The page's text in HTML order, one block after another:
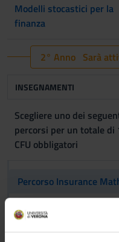
Modelli stocastici per la
finanza
2° Anno Sarà
INSEGNAMENTI
Scegliere uno dei
percorsi per un totale di
CFU obbligatori
Percorso Insurance
Life insurance